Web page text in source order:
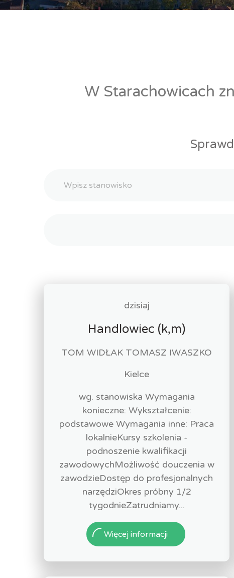
W Starachowicach
dzisiaj
Handlowiec (k,m)
TOM WIDŁAK TOMASZ IWASZKO
Kielce
wg. stanowiska Wymagania
konieczne: Wykształcenie:
podstawowe Wymagania inne: Praca
lokalnieKursy szkolenia -
podnoszenie kwalifikacji
zawodowychMożliwość douczenia w
zawodzieDostęp do profesjonalnych
narzędziOkres próbny 1/2
tygodnieZatrudniamy...
Więcej informacji